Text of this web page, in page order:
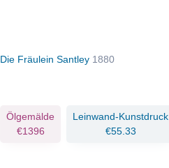
Die Fräulein Santley 1880
Ölgemälde
€1396
Leinwand-Kunstdruck
€55.33